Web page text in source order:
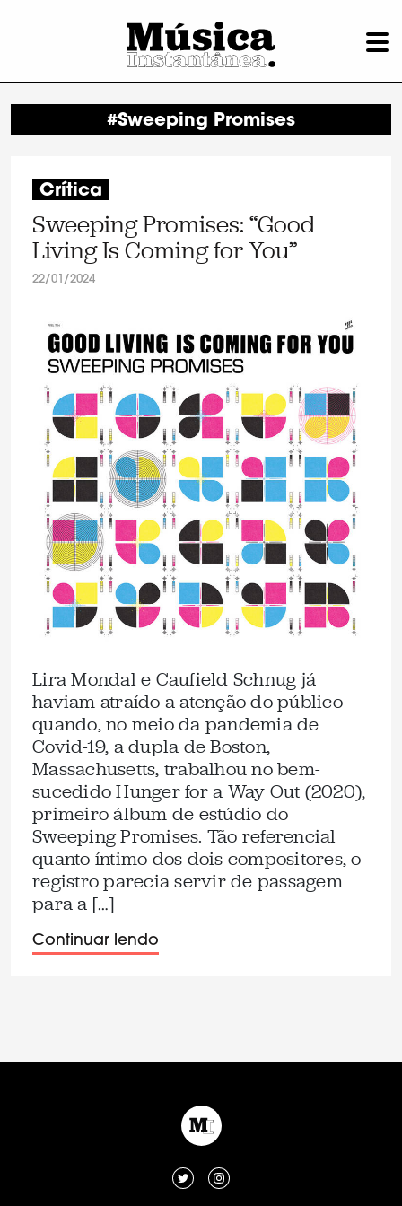
#Sweeping Promises
Crítica
Sweeping Promises: “Good
Living Is Coming for You”
22/01/2024
Lira Mondal e Caufield Schnug já
haviam atraído a atenção do público
quando, no meio da pandemia de
Covid-19, a dupla de Boston,
Massachusetts, trabalhou no bem-
sucedido Hunger for a Way Out (2020),
primeiro álbum de estúdio do
Sweeping Promises. Tão referencial
quanto íntimo dos dois compositores, o
registro parecia servir de passagem
para a […]
Continuar lendo